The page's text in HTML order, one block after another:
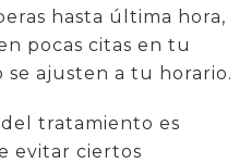
hasta última hora,
pocas citas en tu
ajusten a tu horario.
tratamiento es
evitar ciertos